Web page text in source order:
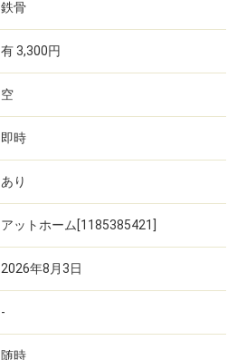
鉄骨
有 3,300円
空
即時
あり
アットホーム[1185385421]
2026年8月3日
-
随時